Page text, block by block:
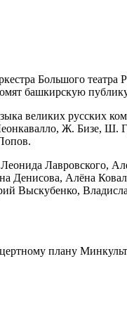
Большого
башкирскую
великих русских
Ж. Бизе, Ш.
Лавровского,
Денисова, Алёна
Выскубенко,
плану